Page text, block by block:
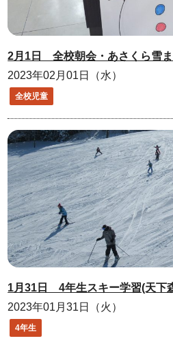
2月1日 全校朝会・あさくら雪
2023年02月01日（水）
全校児童
1月31日 4年生スキー学習(天下
2023年01月31日（火）
4年生